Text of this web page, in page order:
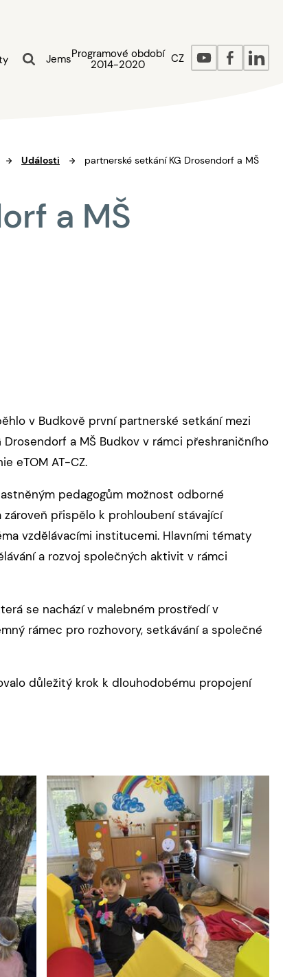
JemsProgramové období
2014-2020
CZ
Události
partnerské setkání KG Drosendorf a MŠ
a MŠ
v Budkově první partnerské setkání mezi
Drosendorf a MŠ Budkov v rámci přeshraničního
eTOM AT-CZ.
pedagogům možnost odborné
zároveň přispělo k prohloubení stávající
vzdělávacími institucemi. Hlavními tématy
a rozvoj společných aktivit v rámci
se nachází v malebném prostředí v
rámec pro rozhovory, setkávání a společné
důležitý krok k dlouhodobému propojení